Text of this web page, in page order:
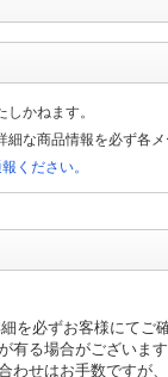
シリアルナンバー）
かねます。
な商品情報を必ず各メ
ください。
を必ずお客様にてご
る場合がございま
せはお手数ですが